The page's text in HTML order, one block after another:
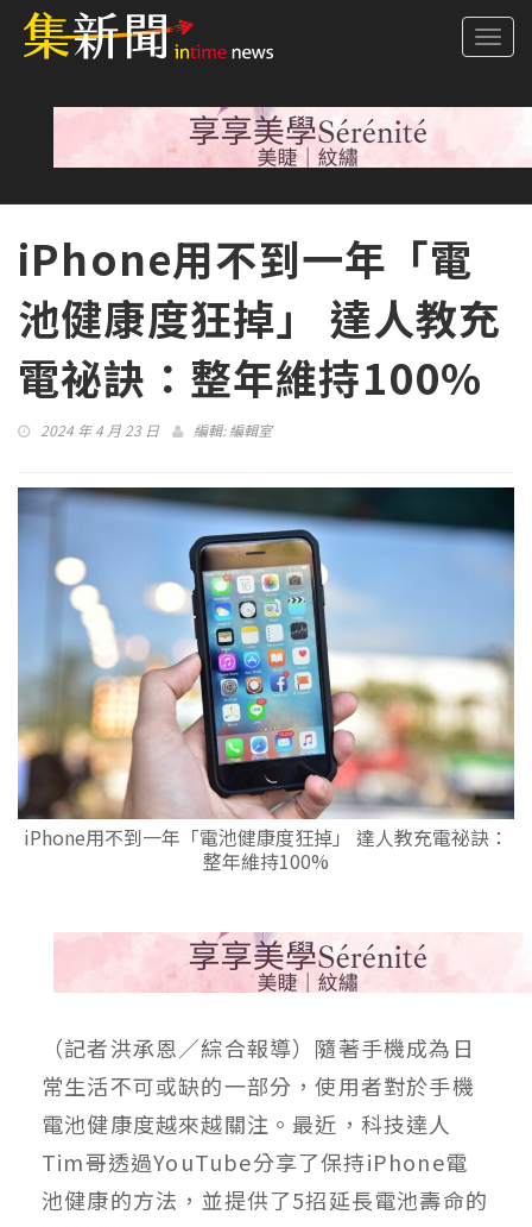
iPhone用不到一年「電
池健康度狂掉」 達人教充
電祕訣：整年維持100%
2024 年 4 月 23 日 編輯:編輯室
iPhone用不到一年「電池健康度狂掉」 達人教充電祕訣：
整年維持100%
（記者洪承恩／綜合報導）隨著手機成為日
常生活不可或缺的一部分，使用者對於手機
電池健康度越來越關注。最近，科技達人
Tim哥透過YouTube分享了保持iPhone電
池健康的方法，並提供了5招延長電池壽命的